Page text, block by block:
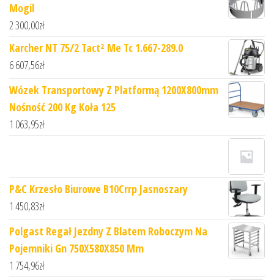
Mogil
2 300,00zł
Karcher NT 75/2 Tact² Me Tc 1.667-289.0
6 607,56zł
Wózek Transportowy Z Platformą 1200X800mm
Nośność 200 Kg Koła 125
1 063,95zł
P&C Krzesło Biurowe B10Crrp Jasnoszary
1 450,83zł
Polgast Regał Jezdny Z Blatem Roboczym Na
Pojemniki Gn 750X580X850 Mm
1 754,96zł